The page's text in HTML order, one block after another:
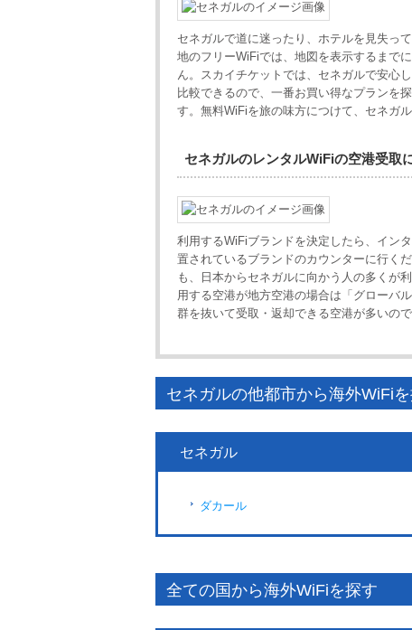
セネガルで道に迷ったり、ホテルを見失っ
地のフリーWiFiでは、地図を表示するまで
ん。スカイチケットでは、セネガルで安心
比較できるので、一番お買い得なプランを
す。無料WiFiを旅の味方につけて、セネガ
セネガルのレンタルWiFiの空港受取
利用するWiFiブランドを決定したら、イン
置されているブランドのカウンターに行く
も、日本からセネガルに向かう人の多くが
用する空港が地方空港の場合は「グローバ
群を抜いて受取・返却できる空港が多いの
セネガルの他都市から海外WiFi
セネガル
ダカール
全ての国から海外WiFiを探す